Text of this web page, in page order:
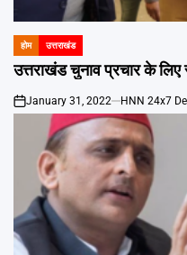
POSTED
IN
होम उत्तराखंड
उत्तराखंड चुनाव प्रचार के
on
January 31, 2022 HNN 24x7